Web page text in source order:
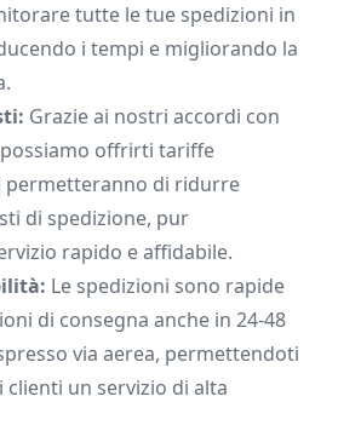
tutte le tue spedizioni in
i tempi e migliorando la
Grazie ai nostri accordi con
offrirti tariffe
permetteranno di ridurre
di spedizione, pur
rapido e affidabile.
Le spedizioni sono rapide
di consegna anche in 24-48
via aerea, permettendoti
un servizio di alta